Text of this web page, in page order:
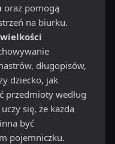
oraz pomogą
na biurku.
długopisów,
dziecko, jak
przedmioty według
się, że każda
być
pojemniczku.